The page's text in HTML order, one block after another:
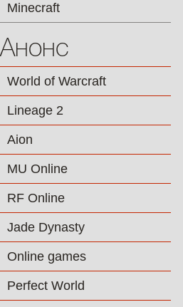
Minecraft
Анонс
World of Warcraft
Lineage 2
Aion
MU Online
RF Online
Jade Dynasty
Online games
Perfect World